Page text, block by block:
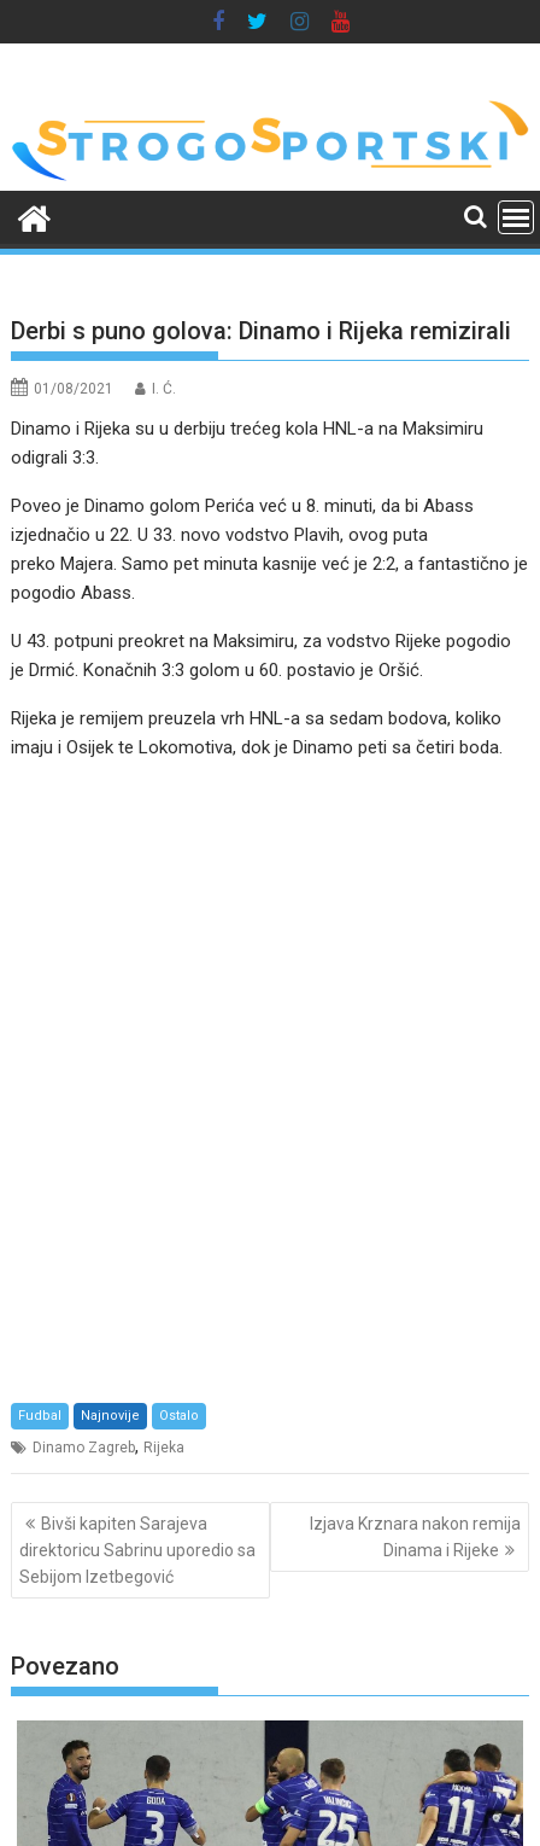
to
Derbi s puno golova: Dinamo i Rijeka remizirali
01/08/2021 I. Ć.
Dinamo i Rijeka su u derbiju trećeg kola HNL-a na Maksimiru
odigrali 3:3.
Poveo je Dinamo golom Perića već u 8. minuti, da bi Abass
izjednačio u 22. U 33. novo vodstvo Plavih, ovog puta
preko Majera. Samo pet minuta kasnije već je 2:2, a fantastično je
pogodio Abass.
U 43. potpuni preokret na Maksimiru, za vodstvo Rijeke pogodio
je Drmić. Konačnih 3:3 golom u 60. postavio je Oršić.
Rijeka je remijem preuzela vrh HNL-a sa sedam bodova, koliko
imaju i Osijek te Lokomotiva, dok je Dinamo peti sa četiri boda.
Fudbal Najnovije Ostalo
Dinamo Zagreb, Rijeka
Post
navigation
Bivši kapiten Sarajeva
direktoricu Sabrinu uporedio sa
Sebijom Izetbegović
Izjava Krznara nakon remija
Dinama i Rijeke
Povezano